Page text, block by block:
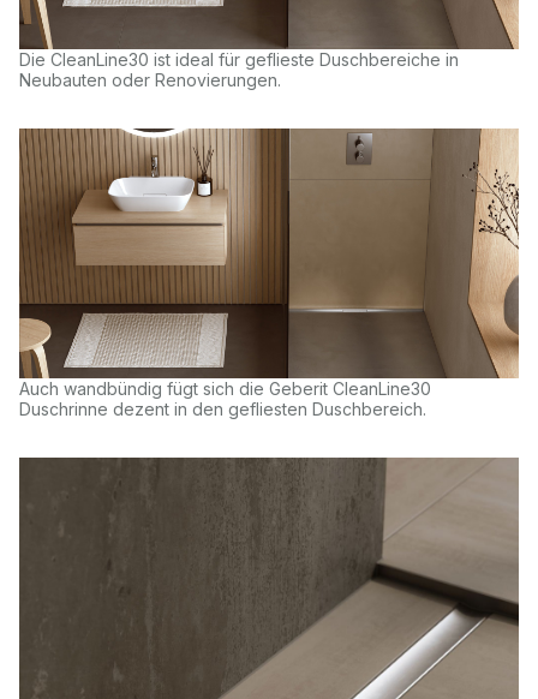
Die CleanLine30 ist ideal für geflieste Duschbereiche in
Neubauten oder Renovierungen.
Auch wandbündig fügt sich die Geberit CleanLine30
Duschrinne dezent in den gefliesten Duschbereich.